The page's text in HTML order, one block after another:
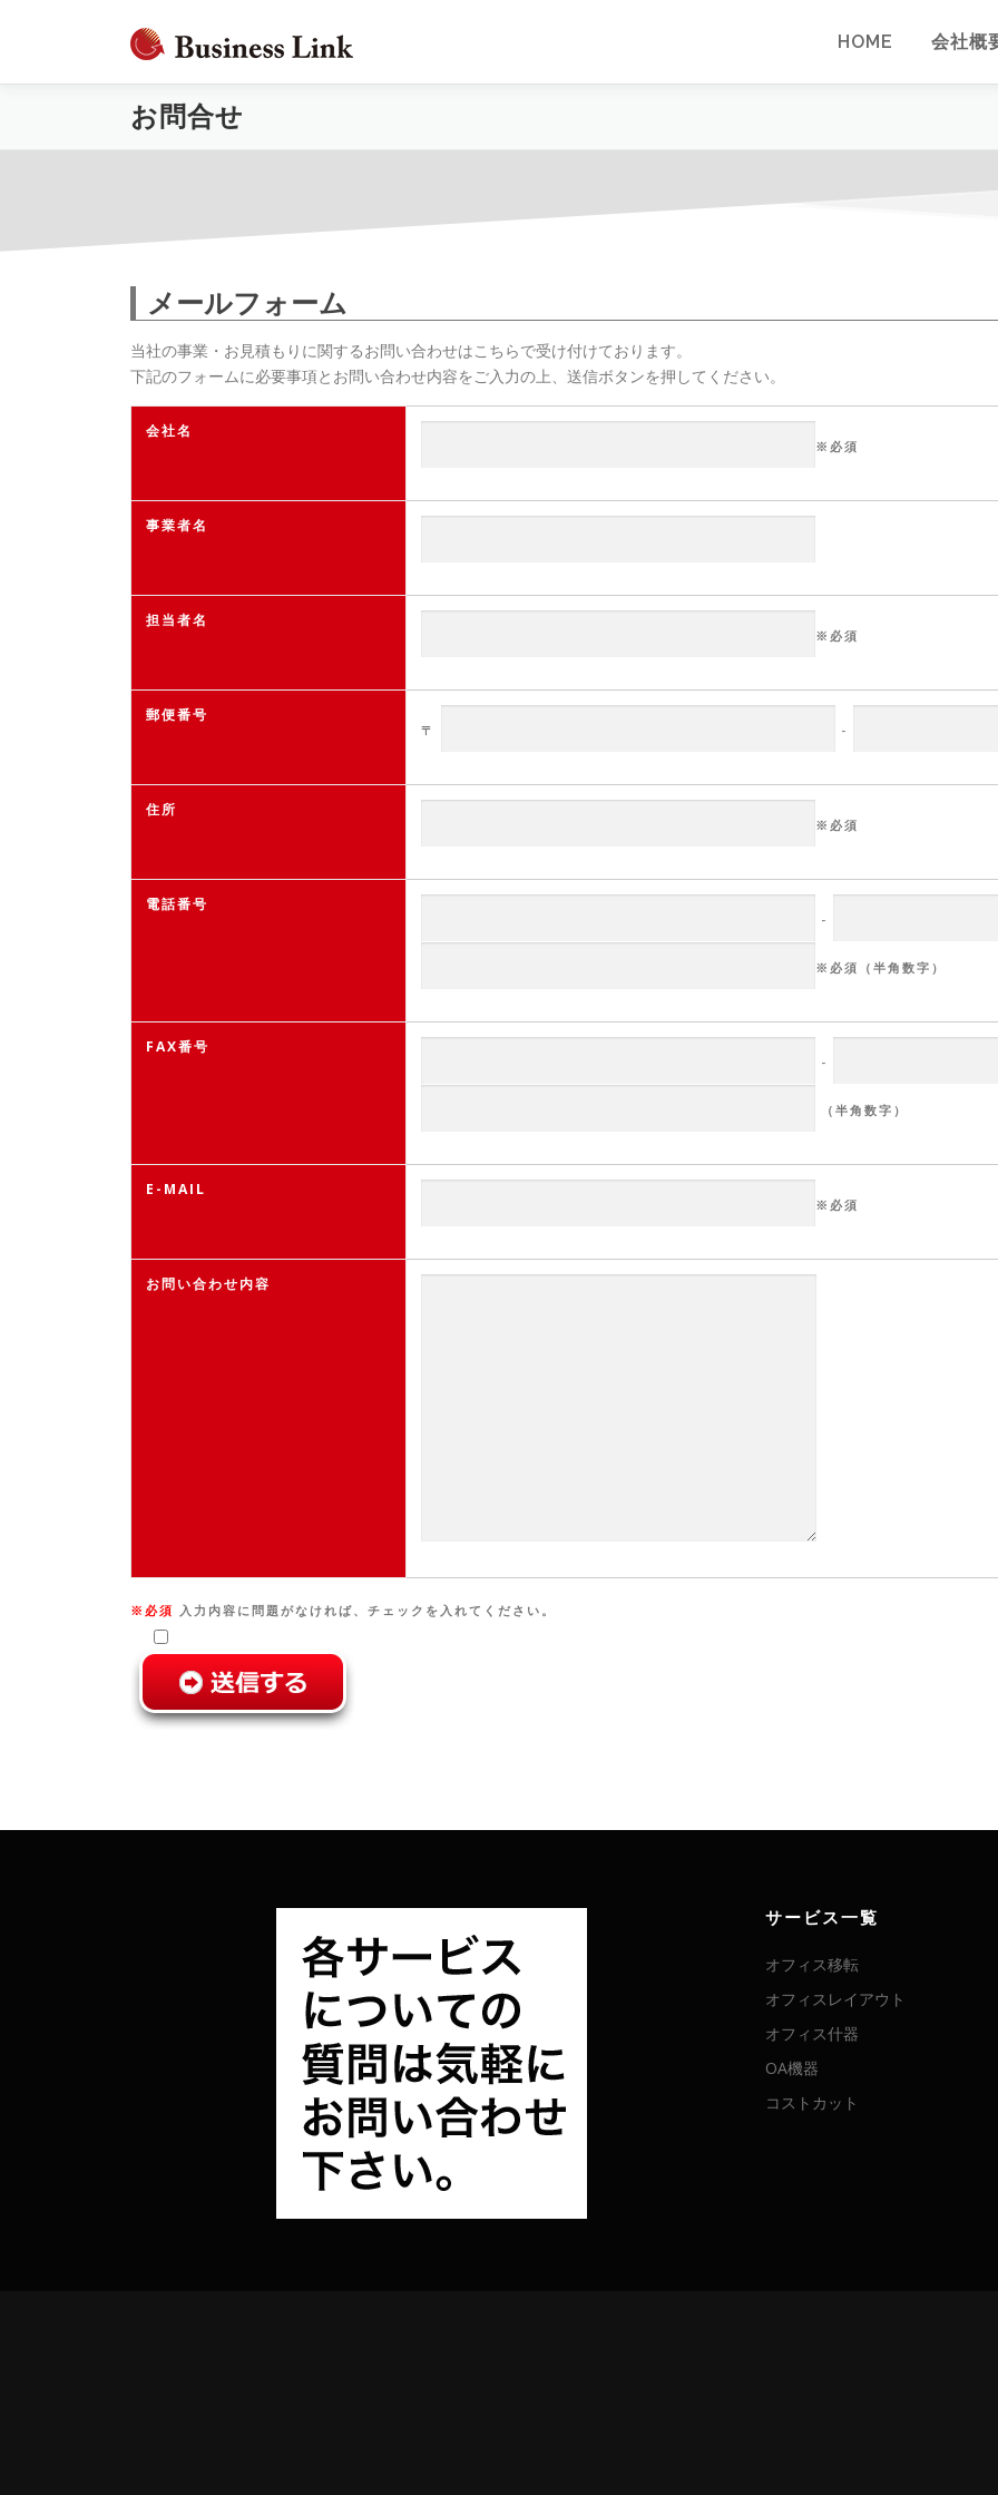
ン
HOME 会社概
お問合せ
メールフォーム
当社の事業・お見積もりに関するお問い合わせはこちらで受け付けております。
下記のフォームに必要事項とお問い合わせ内容をご入力の上、送信ボタンを押してください。
会社名
※必須
事業者名
担当者名
※必須
郵便番号
〒 -
住所
※必須
電話番号
-
※必須 （半角数字）
FAX番号
-
（半角数字）
E-MAIL
※必須
お問い合わせ内容
※必須 入力内容に問題がなければ、チェックを入れてください。
サービス一覧
オフィス移転
オフィスレイアウト
オフィス什器
OA機器
コストカット